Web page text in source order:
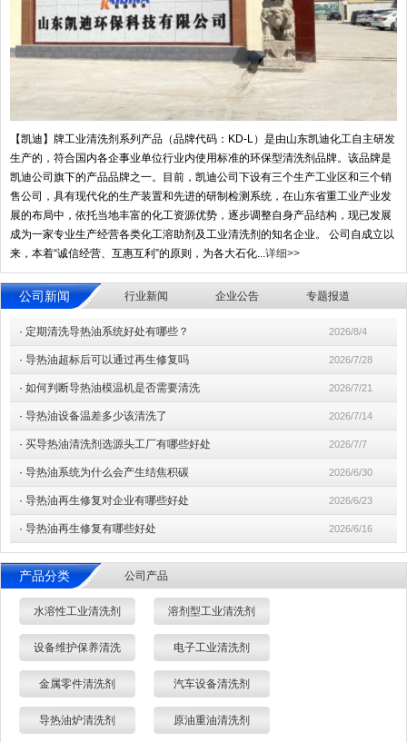
【凯迪】牌工业清洗剂系列产品（品牌代码：KD-L）是由山东凯迪化工自主研发
生产的，符合国内各企事业单位行业内使用标准的环保型清洗剂品牌。该品牌是
凯迪公司旗下的产品品牌之一。目前，凯迪公司下设有三个生产工业区和三个销
售公司，具有现代化的生产装置和先进的研制检测系统，在山东省重工业产业发
展的布局中，依托当地丰富的化工资源优势，逐步调整自身产品结构，现已发展
成为一家专业生产经营各类化工溶助剂及工业清洗剂的知名企业。 公司自成立以
来，本着“诚信经营、互惠互利”的原则，为各大石化... 详细>>
公司新闻 行业新闻 企业公告 专题报道
· 定期清洗导热油系统好处有哪些？ 2026/8/4
· 导热油超标后可以通过再生修复吗 2026/7/28
· 如何判断导热油模温机是否需要清洗 2026/7/21
· 导热油设备温差多少该清洗了 2026/7/14
· 买导热油清洗剂选源头工厂有哪些好处 2026/7/7
· 导热油系统为什么会产生结焦积碳 2026/6/30
· 导热油再生修复对企业有哪些好处 2026/6/23
· 导热油再生修复有哪些好处 2026/6/16
产品分类 公司产品
水溶性工业清洗剂 溶剂型工业清洗剂
设备维护保养清洗 电子工业清洗剂
金属零件清洗剂 汽车设备清洗剂
导热油炉清洗剂 原油重油清洗剂